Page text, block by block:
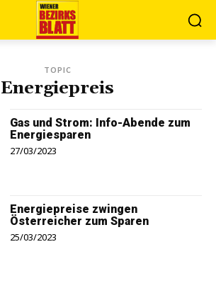
TOPIC
Energiepreis
Gas und Strom: Info-Abende zum
Energiesparen
27/03/2023
Energiepreise zwingen
Österreicher zum Sparen
25/03/2023